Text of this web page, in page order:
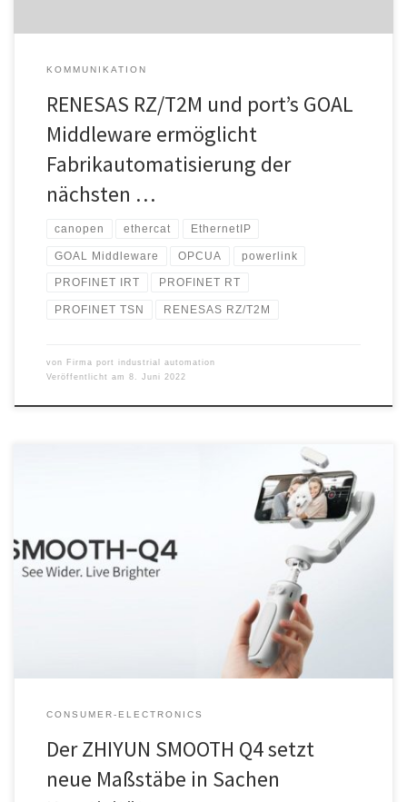
KOMMUNIKATION
RENESAS RZ/T2M und port’s GOAL
Middleware ermöglicht
Fabrikautomatisierung der
nächsten …
canopen ethercat EthernetIP
GOAL Middleware OPCUA powerlink
PROFINET IRT PROFINET RT
PROFINET TSN RENESAS RZ/T2M
von Firma port industrial automation
Veröffentlicht am 8. Juni 2022
Transcontinenta GmbH, Zhiyun-Tech Distributor Deutschland, führt
den neuen ZHIYUN SMOOTH Q4 Smartphone-Gimbal auf dem
Markt ein. Der neue 3-Achsen-Stabilisator, der sich an Lifestyle-,
Mode-, Filmemacher, Live-Streamer, Vlogger und Influencer
richtet, wurde für superschnelle Aufnahmen und ultrakreative
Ergebnisse bei Tag und Nacht entwickelt. Das brandneue
Armdesign und die verbesserte Haptik und […]
CONSUMER-ELECTRONICS
Der ZHIYUN SMOOTH Q4 setzt
neue Maßstäbe in Sachen